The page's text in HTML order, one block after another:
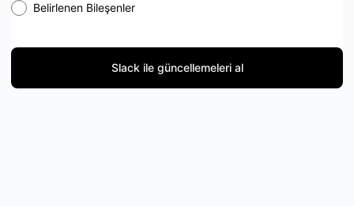
Belirlenen Bileşenler
Slack ile güncellemeleri al